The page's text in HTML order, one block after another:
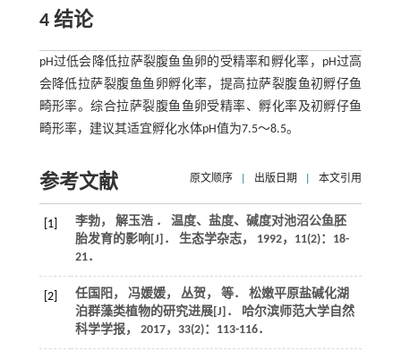
4 结论
pH过低会降低拉萨裂腹鱼鱼卵的受精率和孵化率，pH过高
会降低拉萨裂腹鱼鱼卵孵化率，提高拉萨裂腹鱼初孵仔鱼
畸形率。综合拉萨裂腹鱼鱼卵受精率、孵化率及初孵仔鱼
畸形率，建议其适宜孵化水体pH值为7.5～8.5。
参考文献 原文顺序 出版日期 本文引用
[1]
李勃， 解玉浩 ． 温度、盐度、碱度对池沼公鱼胚
胎发育的影响[J]． 生态学杂志， 1992， 11(2)：18-
21．
[2]
任国阳， 冯媛媛， 丛贺， 等． 松嫩平原盐碱化湖
泊群藻类植物的研究进展[J]． 哈尔滨师范大学自然
科学学报， 2017， 33(2)：113-116．